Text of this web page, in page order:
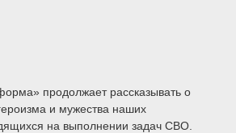
продолжает рассказывать о
и мужества наших
на выполнении задач СВО.